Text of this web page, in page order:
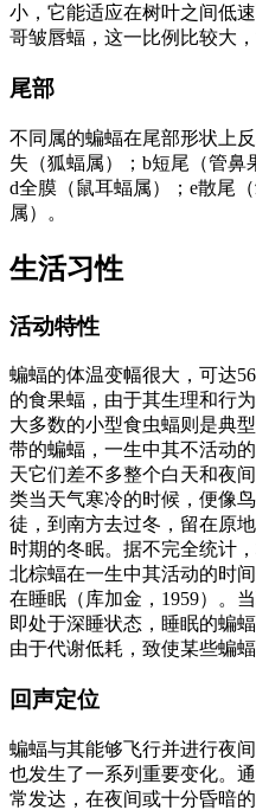
小，它能适应在树叶之间低
哥皱唇蝠，这一比例比较大
尾部
不同属的蝙蝠在尾部形状上
失（狐蝠属）；b短尾（管鼻
d全膜（鼠耳蝠属）；e散尾
属）。
生活习性
活动特性
蝙蝠的体温变幅很大，可达
的食果蝠，由于其生理和行
大多数的小型食虫蝠则是典
带的蝙蝠，一生中其不活动
天它们差不多整个白天和夜
类当天气寒冷的时候，便像
徒，到南方去过冬，留在原
时期的冬眠。据不完全统计
北棕蝠在一生中其活动的时
在睡眠（库加金，1959）。
即处于深睡状态，睡眠的蝙
由于代谢低耗，致使某些蝙蝠
回声定位
蝙蝠与其能够飞行并进行夜
也发生了一系列重要变化。
常发达，在夜间或十分昏暗